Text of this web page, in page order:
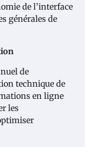
de l’interface
générales de
de
technique de
en ligne
les